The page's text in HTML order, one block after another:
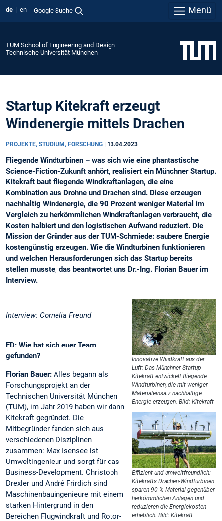
de en Google Suche Menü
TUM School of Engineering and Design
Technische Universität München
Startup Kitekraft erzeugt
Windenergie mittels Drachen
PROJEKTE, STUDIUM, FORSCHUNG 13.04.2023
Fliegende Windturbinen – was sich wie eine phantastische
Science-Fiction-Zukunft anhört, realisiert ein Münchner Startup.
Kitekraft baut fliegende Windkraftanlagen, die eine
Kombination aus Drohne und Drachen sind. Diese erzeugen
nachhaltig Windenergie, die 90 Prozent weniger Material im
Vergleich zu herkömmlichen Windkraftanlagen verbraucht, die
Kosten halbiert und den logistischen Aufwand reduziert. Die
Mission der Gründer aus der TUM-Schmiede: saubere Energie
kostengünstig erzeugen. Wie die Windturbinen funktionieren
und welchen Herausforderungen sich das Startup bereits
stellen musste, das beantwortet uns Dr.-Ing. Florian Bauer im
Interview.
Innovative Windkraft aus der
Luft: Das Münchner Startup
Kitekraft entwickelt fliegende
Windturbinen, die mit weniger
Materialeinsatz nachhaltige
Energie erzeugen. Bild: Kitekraft
Effizient und umweltfreundlich:
Kitekrafts Drachen-Windturbinen
sparen 90 % Material gegenüber
herkömmlichen Anlagen und
reduzieren die Energiekosten
erheblich. Bild: Kitekraft
Interview: Cornelia Freund
ED: Wie hat sich euer Team
gefunden?
Florian Bauer: Alles begann als
Forschungsprojekt an der
Technischen Universität München
(TUM), im Jahr 2019 haben wir dann
Kitekraft gegründet. Die
Mitbegründer fanden sich aus
verschiedenen Disziplinen
zusammen: Max Isensee ist
Umweltingenieur und sorgt für das
Business-Development. Christoph
Drexler und André Frirdich sind
Maschinenbauingenieure mit einem
starken Hintergrund in den
Bereichen Flugwindkraft und Rotor-